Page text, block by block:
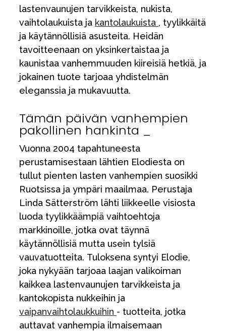
lastenvaunujen tarvikkeista, nukista,
vaihtolaukuista ja kantolaukuista , tyylikkäitä
ja käytännöllisiä asusteita. Heidän
tavoitteenaan on yksinkertaistaa ja
kaunistaa vanhemmuuden kiireisiä hetkiä, ja
jokainen tuote tarjoaa yhdistelmän
eleganssia ja mukavuutta.
Tämän päivän vanhempien
pakollinen hankinta _
Vuonna 2004 tapahtuneesta
perustamisestaan lähtien Elodiesta on
tullut pienten lasten vanhempien suosikki
Ruotsissa ja ympäri maailmaa. Perustaja
Linda Sätterström lähti liikkeelle visiosta
luoda tyylikkäämpiä vaihtoehtoja
markkinoille, jotka ovat täynnä
käytännöllisiä mutta usein tylsiä
vauvatuotteita. Tuloksena syntyi Elodie,
joka nykyään tarjoaa laajan valikoiman
kaikkea lastenvaunujen tarvikkeista ja
kantokopista nukkeihin ja
vaipanvaihtolaukkuihin - tuotteita, jotka
auttavat vanhempia ilmaisemaan